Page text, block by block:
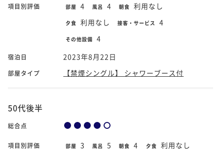
項目別評価 部屋 4 風呂 4 朝食 利用なし
夕食 利用なし 接客・サービス 4
その他設備 4
宿泊日 2023年8月22日
部屋タイプ 【禁煙シングル】 シャワーブース付
50代後半
総合点
項目別評価 部屋 3 風呂 5 朝食 4 夕食 利用なし